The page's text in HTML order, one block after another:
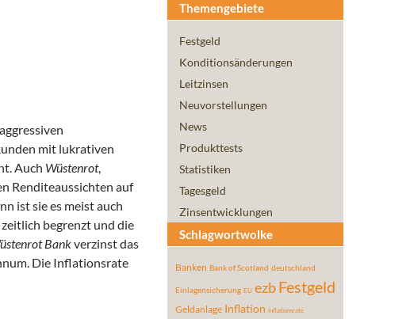
mit lukrativen
Auch Wüstenrot,
Renditeaussichten auf
ist sie es meist auch
begrenzt und die
Bankverzinst das
Die Inflationsrate
Themengebiete
Festgeld
Konditionsänderungen
Leitzinsen
Neuvorstellungen
News
Produkttests
Statistiken
Tagesgeld
Zinsentwicklungen
Schlagwortwolke
Banken Bank of Scotland deutschland
Einlagensicherung EU ezbFestgeld
Geldanlage Inflation inflationsrate